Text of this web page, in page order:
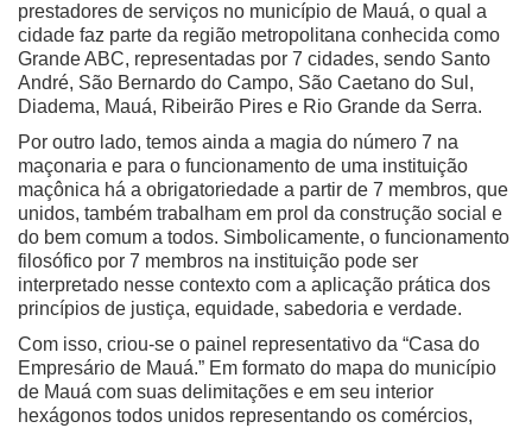
prestadores de serviços no município de Mauá, o qual a
cidade faz parte da região metropolitana conhecida como
Grande ABC, representadas por 7 cidades, sendo Santo
André, São Bernardo do Campo, São Caetano do Sul,
Diadema, Mauá, Ribeirão Pires e Rio Grande da Serra.
Por outro lado, temos ainda a magia do número 7 na
maçonaria e para o funcionamento de uma instituição
maçônica há a obrigatoriedade a partir de 7 membros, que
unidos, também trabalham em prol da construção social e
do bem comum a todos. Simbolicamente, o funcionamento
filosófico por 7 membros na instituição pode ser
interpretado nesse contexto com a aplicação prática dos
princípios de justiça, equidade, sabedoria e verdade.
Com isso, criou-se o painel representativo da “Casa do
Empresário de Mauá.” Em formato do mapa do município
de Mauá com suas delimitações e em seu interior
hexágonos todos unidos representando os comércios,